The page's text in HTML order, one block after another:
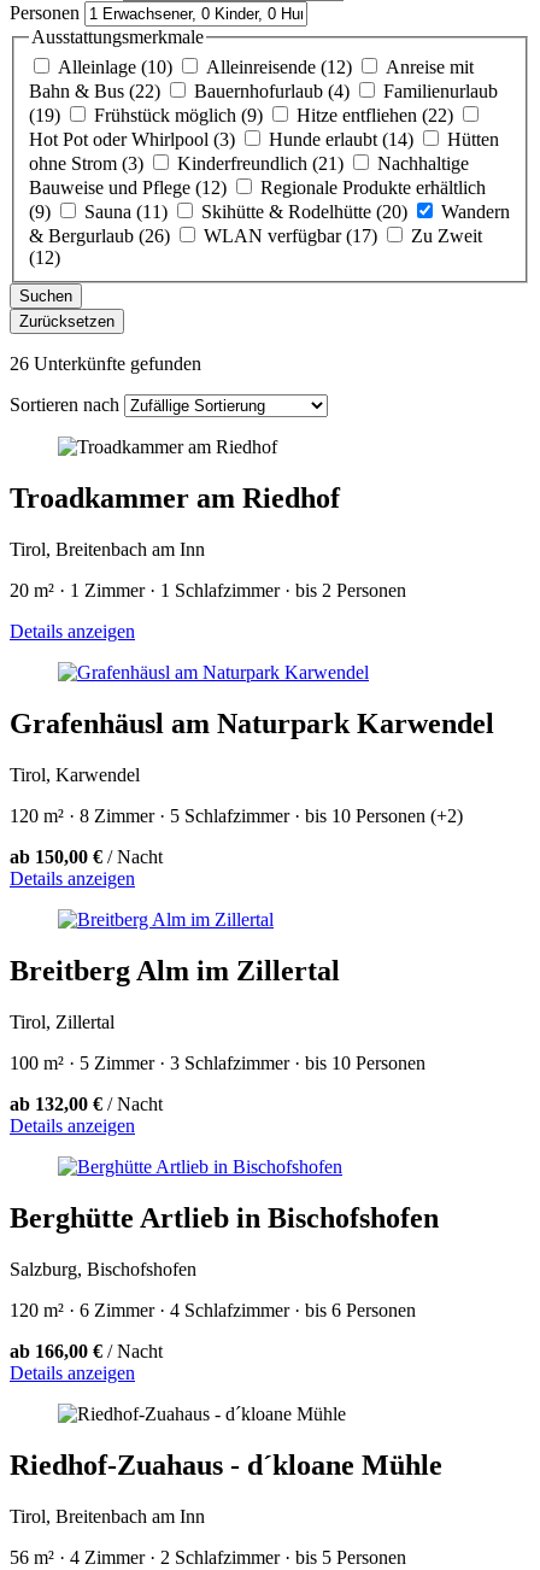
Personen
Ausstattungsmerkmale
Alleinlage (10)
Alleinreisende (12)
Anreise mit
Bahn & Bus (22)
Bauernhofurlaub (4)
Familienurlaub
(19)
Frühstück möglich (9)
Hitze entfliehen (22)
Hot Pot oder Whirlpool (3)
Hunde erlaubt (14)
Hütten
ohne Strom (3)
Kinderfreundlich (21)
Nachhaltige
Bauweise und Pflege (12)
Regionale Produkte erhältlich
(9)
Sauna (11) Skihütte & Rodelhütte (20)
Wandern
& Bergurlaub (26)
WLAN verfügbar (17)
Zu Zweit
(12)
Suchen
Zurücksetzen
26 Unterkünfte gefunden
Sortieren nach
Troadkammer am Riedhof
Tirol, Breitenbach am Inn
20 m² · 1 Zimmer · 1 Schlafzimmer · bis 2 Personen
Details anzeigen
Grafenhäusl am Naturpark Karwendel
Tirol, Karwendel
120 m² · 8 Zimmer · 5 Schlafzimmer · bis 10 Personen (+2)
ab 150,00 € / Nacht
Details anzeigen
Breitberg Alm im Zillertal
Tirol, Zillertal
100 m² · 5 Zimmer · 3 Schlafzimmer · bis 10 Personen
ab 132,00 € / Nacht
Details anzeigen
Berghütte Artlieb in Bischofshofen
Salzburg, Bischofshofen
120 m² · 6 Zimmer · 4 Schlafzimmer · bis 6 Personen
ab 166,00 € / Nacht
Details anzeigen
Riedhof-Zuahaus - d´kloane Mühle
Tirol, Breitenbach am Inn
56 m² · 4 Zimmer · 2 Schlafzimmer · bis 5 Personen